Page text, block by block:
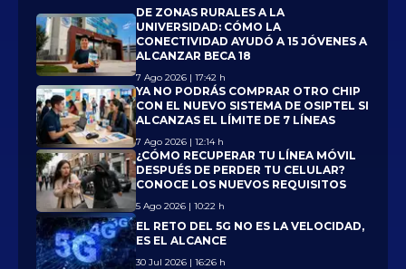
DE ZONAS RURALES A LA
UNIVERSIDAD: CÓMO LA
CONECTIVIDAD AYUDÓ A 15 JÓVENES A
ALCANZAR BECA 18
7 Ago 2026 | 17:42 h
YA NO PODRÁS COMPRAR OTRO CHIP
CON EL NUEVO SISTEMA DE OSIPTEL SI
ALCANZAS EL LÍMITE DE 7 LÍNEAS
7 Ago 2026 | 12:14 h
¿CÓMO RECUPERAR TU LÍNEA MÓVIL
DESPUÉS DE PERDER TU CELULAR?
CONOCE LOS NUEVOS REQUISITOS
5 Ago 2026 | 10:22 h
EL RETO DEL 5G NO ES LA VELOCIDAD,
ES EL ALCANCE
30 Jul 2026 | 16:26 h